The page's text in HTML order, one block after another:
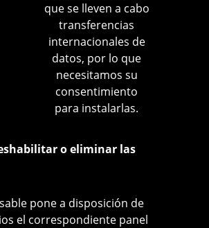
que se lleven a cabo
transferencias
internacionales de
datos, por lo que
necesitamos su
consentimiento
para instalarlas.
o eliminar las
pone a disposición de
el correspondiente panel